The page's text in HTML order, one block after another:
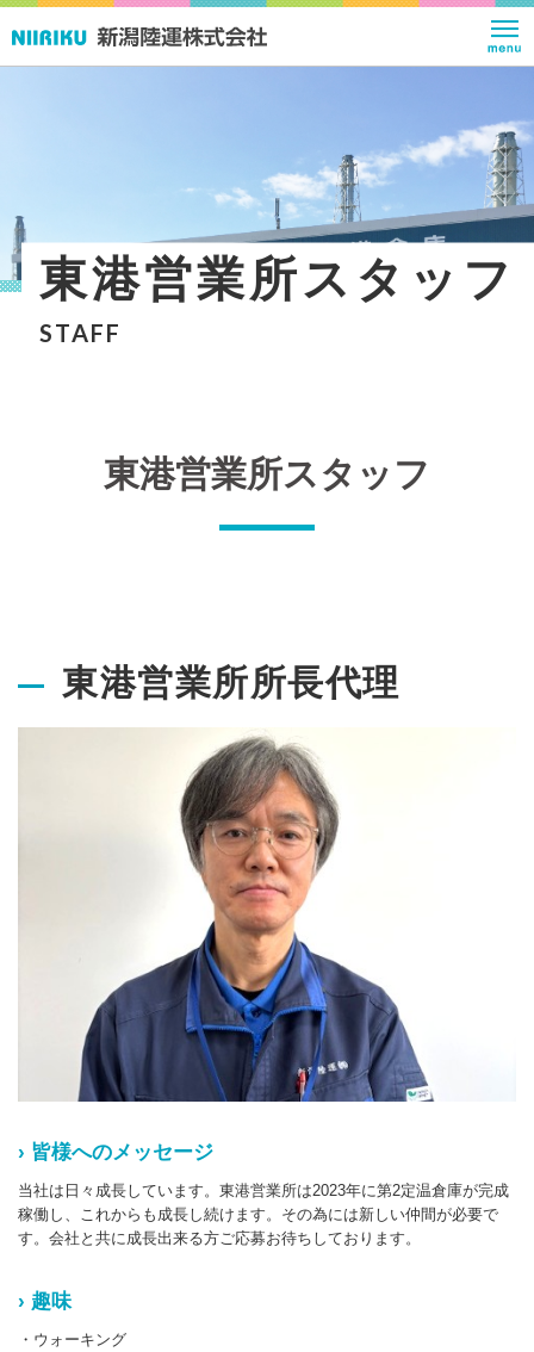
東港営業所スタッフ
STAFF
東港営業所スタッフ
東港営業所所長代理
› 皆様へのメッセージ
当社は日々成長しています。東港営業所は2023年に第2定温倉庫が完成
稼働し、これからも成長し続けます。その為には新しい仲間が必要で
す。会社と共に成長出来る方ご応募お待ちしております。
› 趣味
・ウォーキング